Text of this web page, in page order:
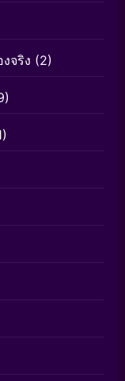
จริง (2)